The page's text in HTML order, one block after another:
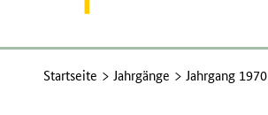
Startseite Jahrgänge Jahrgang 1970